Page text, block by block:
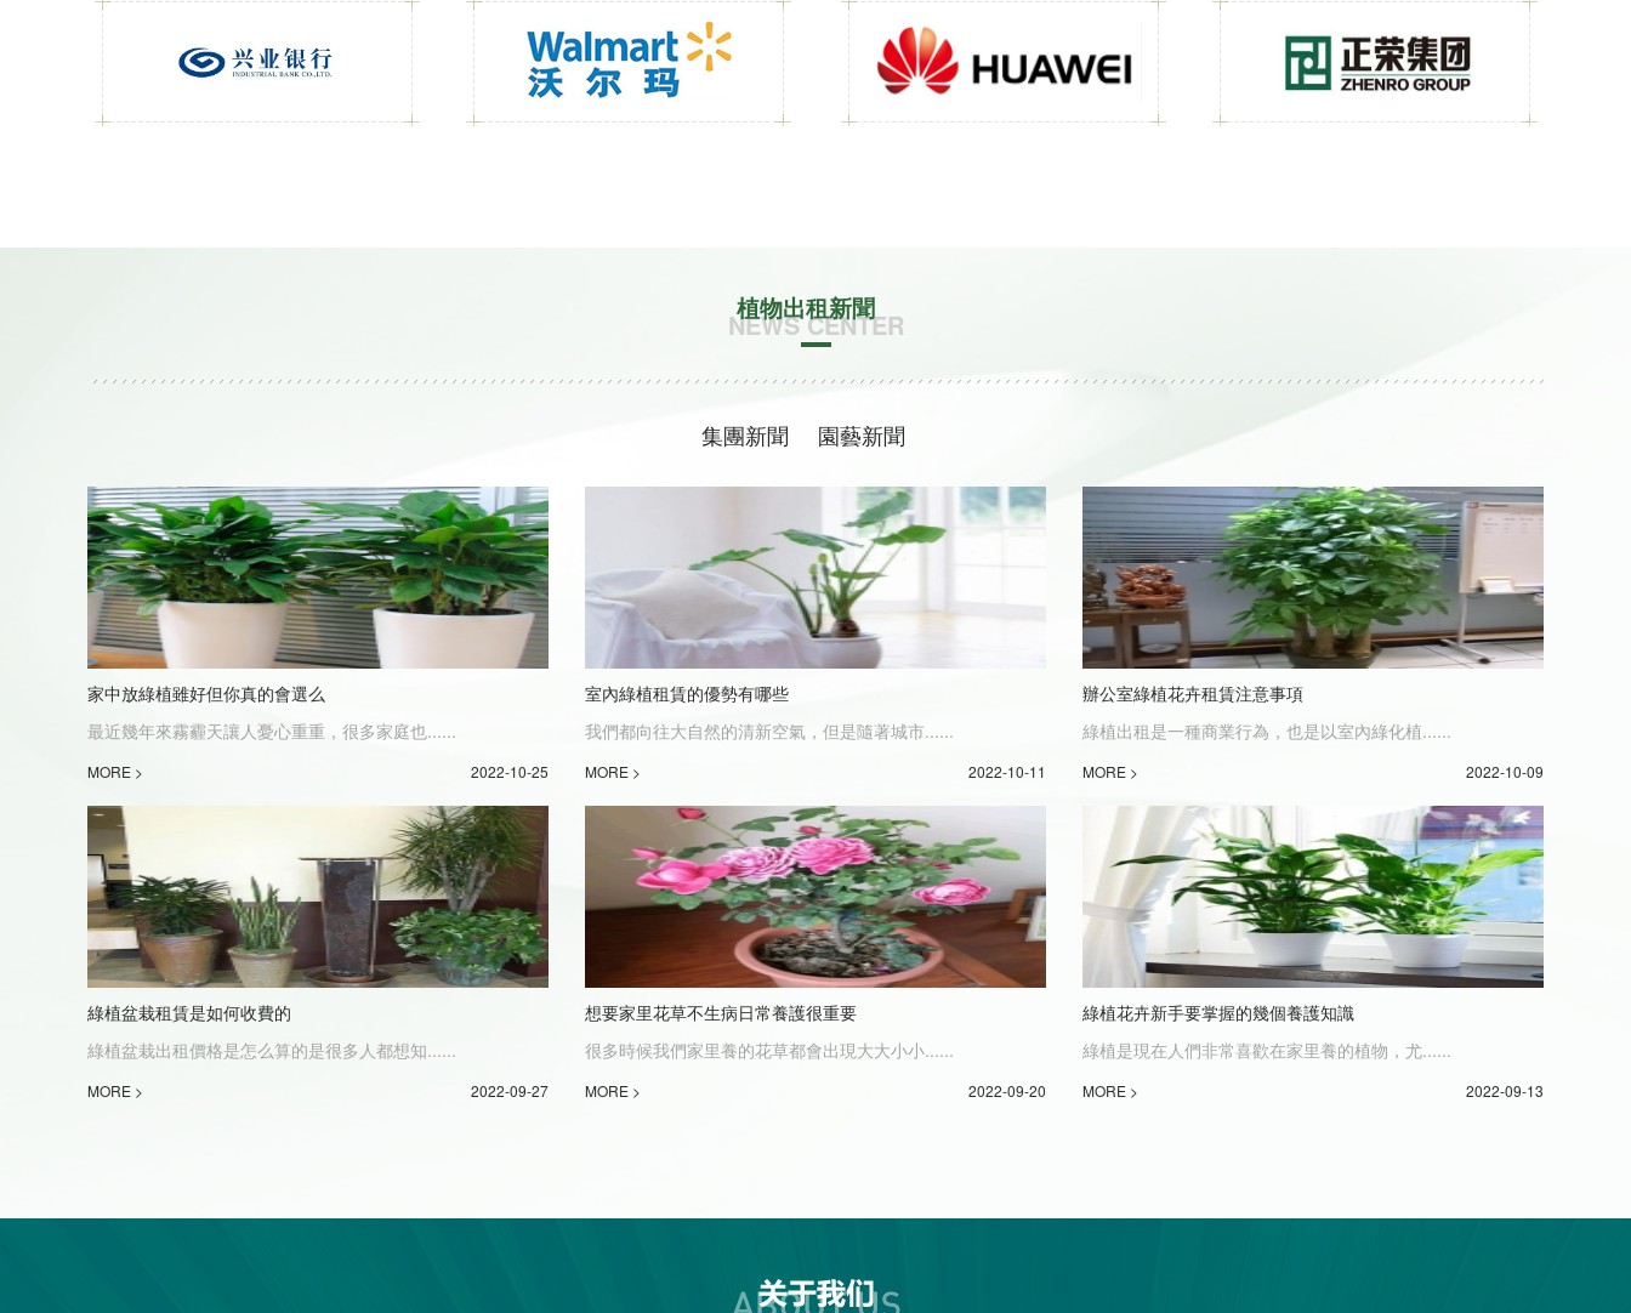
植物出租新聞
NEWS CENTER
集團新聞 園藝新聞
家中放綠植雖好但你真的會選么
最近幾年來霧霾天讓人憂心重重，很多家庭也......
MORE > 2022-10-25
室內綠植租賃的優勢有哪些
我們都向往大自然的清新空氣，但是隨著城市......
MORE > 2022-10-11
辦公室綠植花卉租賃注意事項
綠植出租是一種商業行為，也是以室內綠化植......
MORE > 2022-10-09
綠植盆栽租賃是如何收費的
綠植盆栽出租價格是怎么算的是很多人都想知......
MORE > 2022-09-27
想要家里花草不生病日常養護很重要
很多時候我們家里養的花草都會出現大大小小......
MORE > 2022-09-20
綠植花卉新手要掌握的幾個養護知識
綠植是現在人們非常喜歡在家里養的植物，尤......
MORE > 2022-09-13